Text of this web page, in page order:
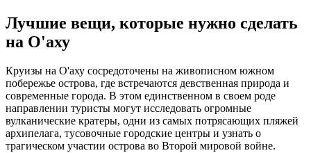
Лучшие вещи, которые нужно сделать
на О'аху
Круизы на О'аху сосредоточены на живописном южном
побережье острова, где встречаются девственная природа и
современные города. В этом единственном в своем роде
направлении туристы могут исследовать огромные
вулканические кратеры, одни из самых потрясающих пляжей
архипелага, тусовочные городские центры и узнать о
трагическом участии острова во Второй мировой войне.